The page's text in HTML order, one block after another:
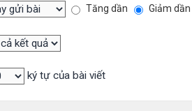
Tăng dần Giảm dần
ký tự của bài viết